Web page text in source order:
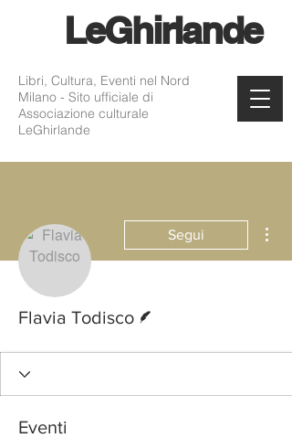
LeGhirlande
Libri, Cultura, Eventi nel Nord
Milano - Sito ufficiale di
Associazione culturale
LeGhirlande
Segui
Flavia Todisco
Eventi